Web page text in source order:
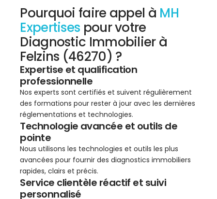
Pourquoi faire appel à MH
Expertises pour votre
Diagnostic Immobilier à
Felzins (46270) ?
Expertise et qualification
professionnelle
Nos experts sont certifiés et suivent régulièrement
des formations pour rester à jour avec les dernières
réglementations et technologies.
Technologie avancée et outils de
pointe
Nous utilisons les technologies et outils les plus
avancées pour fournir des diagnostics immobiliers
rapides, clairs et précis.
Service clientèle réactif et suivi
personnalisé